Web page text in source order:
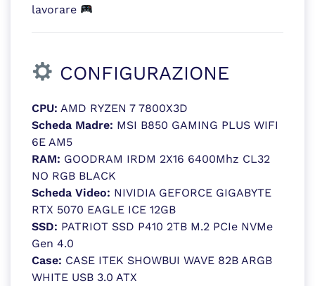
lavorare
CONFIGURAZIONE
CPU: AMD RYZEN 7 7800X3D
Scheda Madre: MSI B850 GAMING PLUS WIFI
6E AM5
RAM: GOODRAM IRDM 2X16 6400Mhz CL32
NO RGB BLACK
Scheda Video: NIVIDIA GEFORCE GIGABYTE
RTX 5070 EAGLE ICE 12GB
SSD: PATRIOT SSD P410 2TB M.2 PCIe NVMe
Gen 4.0
Case: CASE ITEK SHOWBUI WAVE 82B ARGB
WHITE USB 3.0 ATX